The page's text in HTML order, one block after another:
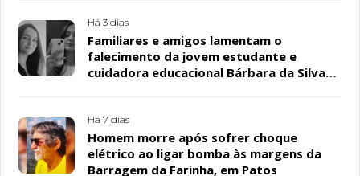
Há 3 dias
Familiares e amigos lamentam o
falecimento da jovem estudante e
cuidadora educacional Bárbara da Silva
Há 7 dias
Homem morre após sofrer choque
elétrico ao ligar bomba às margens da
Barragem da Farinha, em Patos